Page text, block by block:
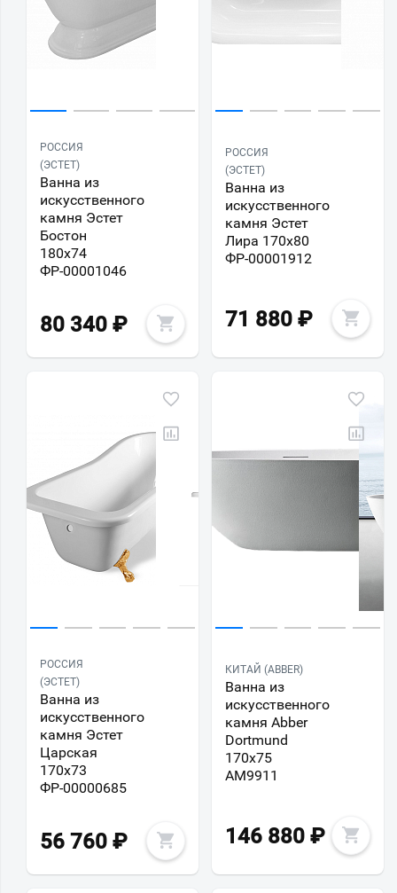
РОССИЯ
(ЭСТЕТ)
Ванна из
искусственного
камня Эстет
Бостон
180x74
ФР-00001046
80 340 ₽
РОССИЯ
(ЭСТЕТ)
Ванна из
искусственного
камня Эстет
Лира 170x80
ФР-00001912
71 880 ₽
РОССИЯ
(ЭСТЕТ)
Ванна из
искусственного
камня Эстет
Царская
170x73
ФР-00000685
56 760 ₽
КИТАЙ (ABBER)
Ванна из
искусственного
камня Abber
Dortmund
170x75
AM9911
146 880 ₽